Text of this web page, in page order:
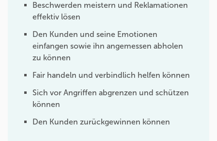
Beschwerden meistern und Reklamationen
effektiv lösen
Den Kunden und seine Emotionen
einfangen sowie ihn angemessen abholen
zu können
Fair handeln und verbindlich helfen können
Sich vor Angriffen abgrenzen und schützen
können
Den Kunden zurückgewinnen können